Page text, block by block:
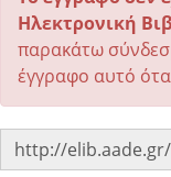
Ηλεκτρονική
παρακάτω
έγγραφο αυτό